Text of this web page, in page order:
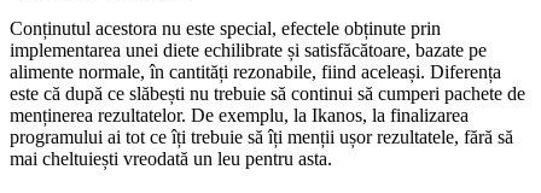
Conținutul acestora nu este special, efectele obținute prin
implementarea unei diete echilibrate și satisfăcătoare, bazate pe
alimente normale, în cantități rezonabile, fiind aceleași. Diferența
este că după ce slăbești nu trebuie să continui să cumperi pachete de
menținerea rezultatelor. De exemplu, la Ikanos, la finalizarea
programului ai tot ce îți trebuie să îți menții ușor rezultatele, fără să
mai cheltuiești vreodată un leu pentru asta.